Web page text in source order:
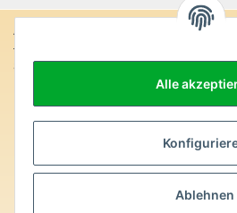
Alle
Ablehnen
Anschrift:
SteinZeitOase
besondere Kräfte und